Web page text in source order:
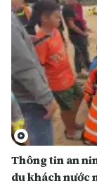
Thông tin an
du khách nước